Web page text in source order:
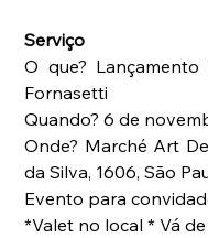
Serviço
O que? Lançamento
Fornasetti
Quando? 6 de
Onde? Marché Art
da Silva, 1606, São
Evento para
*Valet no local * Vá